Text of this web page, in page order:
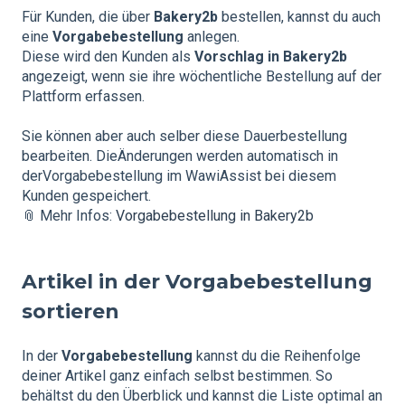
Für Kunden, die über Bakery2b bestellen, kannst du auch
eine Vorgabebestellung anlegen.
Diese wird den Kunden als Vorschlag in Bakery2b
angezeigt, wenn sie ihre wöchentliche Bestellung auf der
Plattform erfassen.
Sie können aber auch selber diese Dauerbestellung
bearbeiten. DieÄnderungen werden automatisch in
derVorgabebestellung im WawiAssist bei diesem
Kunden gespeichert.
📎 Mehr Infos: Vorgabebestellung in Bakery2b
Artikel in der Vorgabebestellung
sortieren
In der Vorgabebestellung kannst du die Reihenfolge
deiner Artikel ganz einfach selbst bestimmen. So
behältst du den Überblick und kannst die Liste optimal an